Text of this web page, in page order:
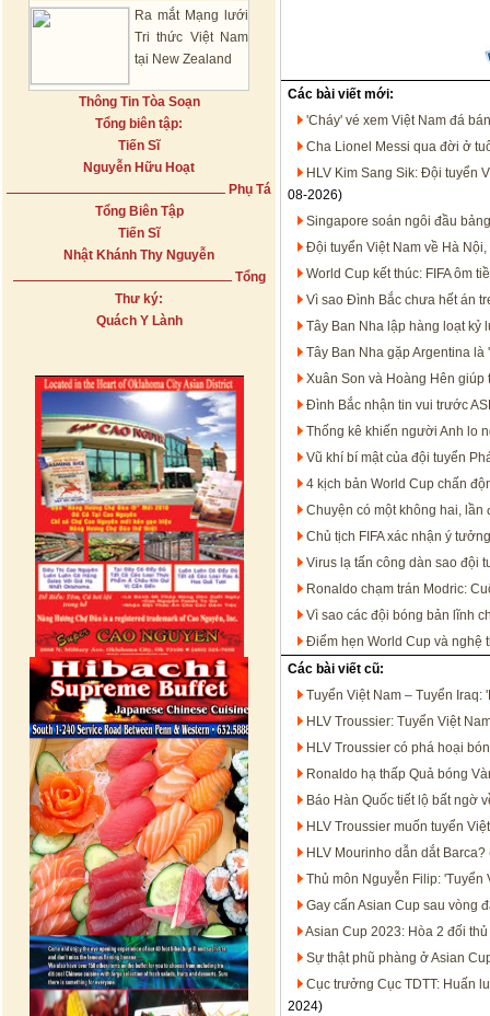
Ra mắt Mạng lưới
Tri thức Việt Nam
tại New Zealand
Thông Tin Tòa Soạn
Tổng biên tập:
Tiến Sĩ
Nguyễn Hữu Hoạt
Phụ Tá
Tổng Biên Tập
Tiến Sĩ
Nhật Khánh Thy Nguyễn
Tổng
Thư ký:
Quách Y Lành
Các bài viết mới:
'Cháy' vé xem Việt Nam đá
Cha Lionel Messi qua đời ở
HLV Kim Sang Sik: Đội tuyển
08-2026)
Singapore soán ngôi đầu
Đội tuyển Việt Nam về Hà
World Cup kết thúc: FIFA ôm
Vì sao Đình Bắc chưa hết án
Tây Ban Nha lập hàng loạt kỷ
Tây Ban Nha gặp Argentina là
Xuân Son và Hoàng Hên giúp
Đình Bắc nhận tin vui trước
Thống kê khiến người Anh lo
Vũ khí bí mật của đội tuyển
4 kịch bản World Cup chấn
Chuyện có một không hai, lần
Chủ tịch FIFA xác nhận ý
Virus lạ tấn công dàn sao đội
Ronaldo chạm trán Modric:
Vì sao các đội bóng bản lĩnh
Điểm hẹn World Cup và nghệ
Các bài viết cũ:
Tuyển Việt Nam – Tuyển
HLV Troussier: Tuyển Việt
HLV Troussier có phá hoại
Ronaldo hạ thấp Quả bóng
Báo Hàn Quốc tiết lộ bất ngờ
HLV Troussier muốn tuyển
HLV Mourinho dẫn dắt Barca?
Thủ môn Nguyễn Filip:
Gay cấn Asian Cup sau vòng
Asian Cup 2023: Hòa 2 đối
Sự thật phũ phàng ở Asian
Cục trưởng Cục TDTT: Huấn
2024)